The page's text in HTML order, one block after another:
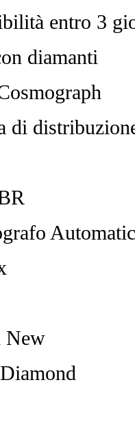
entro 3
diamanti
di
New